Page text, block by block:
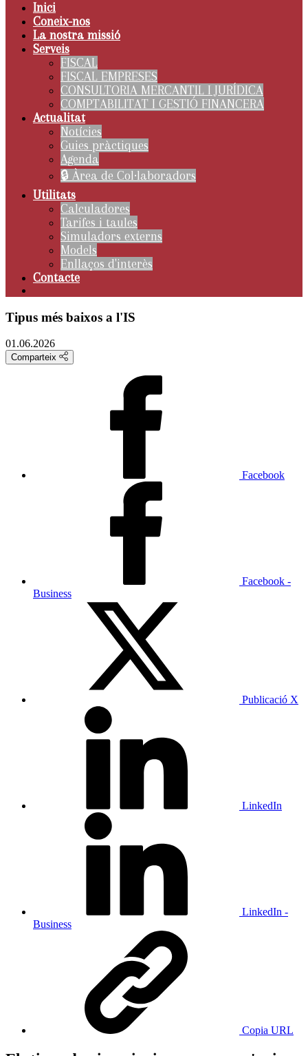
Inici
Coneix-nos
La nostra missió
Serveis
FISCAL
FISCAL EMPRESES
CONSULTORIA MERCANTIL I JURÍDICA
COMPTABILITAT I GESTIÓ FINANCERA
Actualitat
Notícies
Guies pràctiques
Agenda
🔒 Àrea de Col·laboradors
Utilitats
Calculadores
Tarifes i taules
Simuladors externs
Models
Enllaços d'interès
Contacte
Tipus més baixos a l'IS
01.06.2026
Comparteix
Facebook
Facebook -
Business
Publicació X
LinkedIn
LinkedIn -
Business
Copia URL